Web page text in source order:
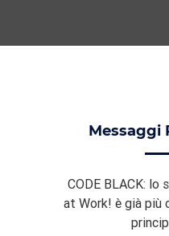
Messaggi
CODE BLACK: lo
at Work! è già più